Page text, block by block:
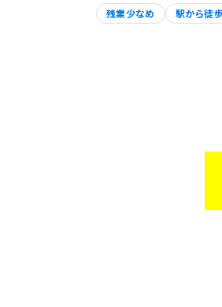
残業少なめ 駅から徒